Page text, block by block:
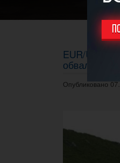
EUR/USD.
обвала
Опубликовано